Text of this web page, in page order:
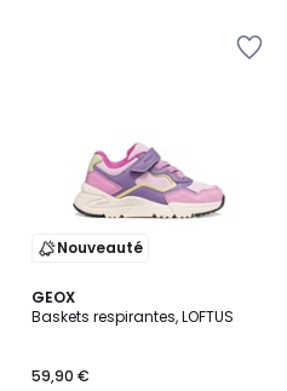
Nouveauté
GEOX
Baskets respirantes, LOFTUS
59,90 €